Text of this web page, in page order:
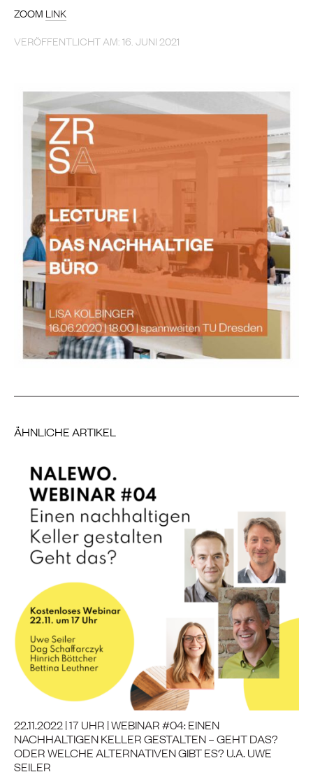
ZOOM LINK
VERÖFFENTLICHT AM: 16. JUNI 2021
ÄHNLICHE ARTIKEL
22.11.2022 | 17 UHR | WEBINAR #04: EINEN
NACHHALTIGEN KELLER GESTALTEN – GEHT DAS?
ODER WELCHE ALTERNATIVEN GIBT ES? U.A. UWE
SEILER